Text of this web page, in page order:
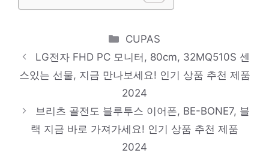
솔, HX3671/54
브리츠 사운드바, BA-R9(블랙)
다가오는 여름, 시원하게! 인기 상품 추천 제
품 2024
아즈라 아젤 에디션 G 2세대 게이밍 이어폰,
AZEL EDITION G GEN2, 퍼플
Categories
CUPAS
LG전자 FHD PC 모니터, 80cm, 32MQ510S 센
스있는 선물, 지금 만나보세요! 인기 상품 추천 제품
2024
브리츠 골전도 블루투스 이어폰, BE-BONE7, 블
랙 지금 바로 가져가세요! 인기 상품 추천 제품
2024